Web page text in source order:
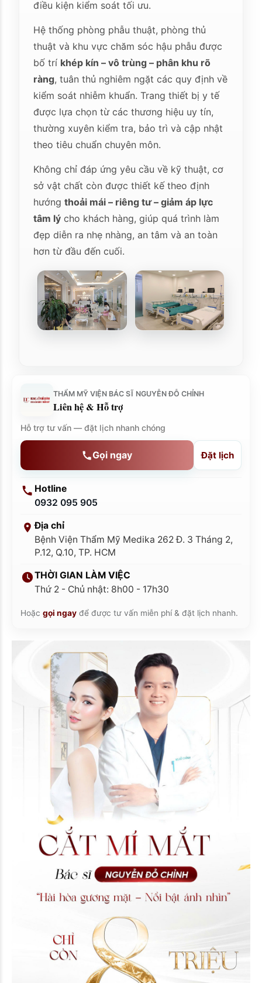
điều kiện kiểm soát tối ưu.
Hệ thống phòng phẫu thuật, phòng thủ
thuật và khu vực chăm sóc hậu phẫu được
bố trí khép kín – vô trùng – phân khu rõ
ràng, tuân thủ nghiêm ngặt các quy định về
kiểm soát nhiễm khuẩn. Trang thiết bị y tế
được lựa chọn từ các thương hiệu uy tín,
thường xuyên kiểm tra, bảo trì và cập nhật
theo tiêu chuẩn chuyên môn.
Không chỉ đáp ứng yêu cầu về kỹ thuật, cơ
sở vật chất còn được thiết kế theo định
hướngthoải mái – riêng tư – giảm áp lực
tâm lý cho khách hàng, giúp quá trình làm
đẹp diễn ra nhẹ nhàng, an tâm và an toàn
hơn từ đầu đến cuối.
THẨM MỸ VIỆN BÁC SĨ NGUYỄN ĐỖ CHỈNH
Liên hệ & Hỗ trợ
Hỗ trợ tư vấn — đặt lịch nhanh chóng
Gọi ngay Đặt lịch
Hotline
0932 095 905
Địa chỉ
Bệnh Viện Thẩm Mỹ Medika 262 Đ. 3 Tháng 2,
P.12, Q.10, TP. HCM
THỜI GIAN LÀM VIỆC
Thứ 2 - Chủ nhật: 8h00 - 17h30
Hoặc gọi ngay để được tư vấn miễn phí & đặt lịch nhanh.